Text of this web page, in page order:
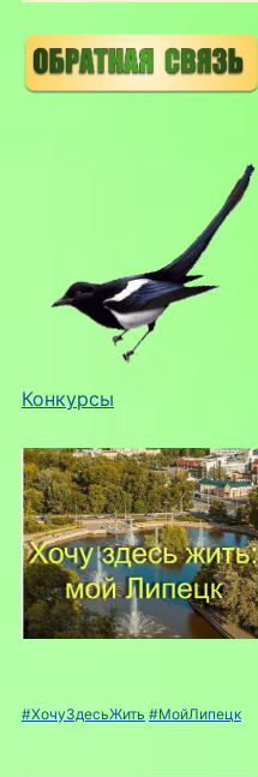
Конкурсы
#ХочуЗдесьЖить #МойЛипецк